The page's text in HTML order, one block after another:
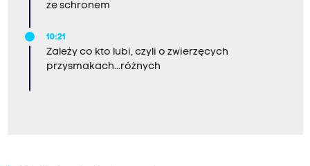
ze schronem
10:21
Zależy co kto lubi, czyli o zwierzęcych
przysmakach...różnych